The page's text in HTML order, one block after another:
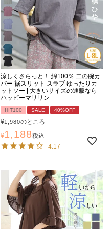
涼しくさらっと！ 綿100％ 二の腕カ
バー 裾スリット スラブ ゆったりカ
ットソー | 大きいサイズの通販なら
ハッピーマリリン
HIT100 SALE 40%OFF
¥1,980のところ
¥1,188税込
4.17